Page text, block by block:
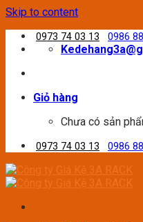
Skip to content
0973 74 03 13 0986
Giỏ hàng
Chưa có sản
0973 74 03 13 0986